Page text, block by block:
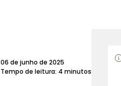
06 de junho de 2025
Tempo de leitura: 4 minutos
i